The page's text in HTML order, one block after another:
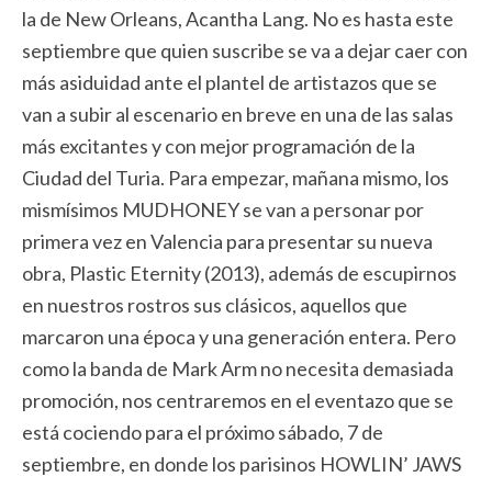
la de New Orleans, Acantha Lang. No es hasta este
septiembre que quien suscribe se va a dejar caer con
más asiduidad ante el plantel de artistazos que se
van a subir al escenario en breve en una de las salas
más excitantes y con mejor programación de la
Ciudad del Turia. Para empezar, mañana mismo, los
mismísimos MUDHONEY se van a personar por
primera vez en Valencia para presentar su nueva
obra, Plastic Eternity (2013), además de escupirnos
en nuestros rostros sus clásicos, aquellos que
marcaron una época y una generación entera. Pero
como la banda de Mark Arm no necesita demasiada
promoción, nos centraremos en el eventazo que se
está cociendo para el próximo sábado, 7 de
septiembre, en donde los parisinos HOWLIN’ JAWS